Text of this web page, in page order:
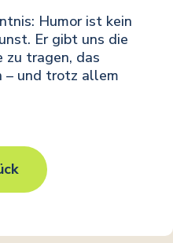
Humor ist kein
Er gibt uns die
zu tragen, das
– und trotz allem